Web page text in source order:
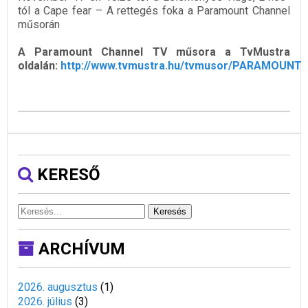
tól a Cape fear – A rettegés foka a Paramount Channel
műsorán
A Paramount Channel TV műsora a TvMustra
oldalán: http://www.tvmustra.hu/tvmusor/PARAMOUNT
KERESŐ
Keresés
ARCHÍVUM
2026. augusztus (1)
2026. július (3)